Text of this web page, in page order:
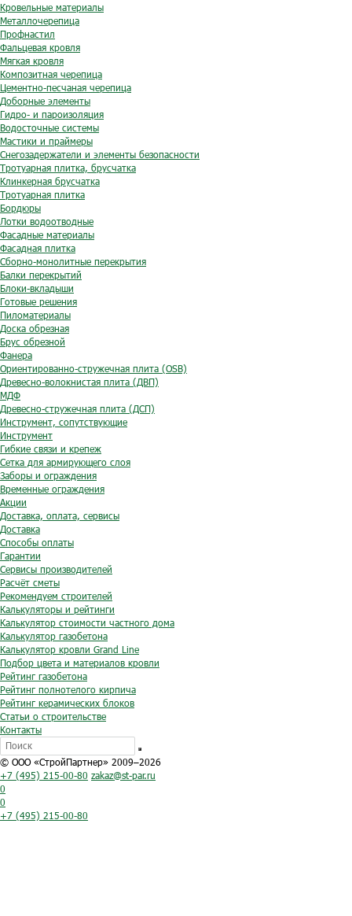
Кровельные материалы
Металлочерепица
Профнастил
Фальцевая кровля
Мягкая кровля
Композитная черепица
Цементно-песчаная черепица
Доборные элементы
Гидро- и пароизоляция
Водосточные системы
Мастики и праймеры
Снегозадержатели и элементы безопасности
Тротуарная плитка, брусчатка
Клинкерная брусчатка
Тротуарная плитка
Бордюры
Лотки водоотводные
Фасадные материалы
Фасадная плитка
Сборно-монолитные перекрытия
Балки перекрытий
Блоки-вкладыши
Готовые решения
Пиломатериалы
Доска обрезная
Брус обрезной
Фанера
Ориентированно-стружечная плита (OSB)
Древесно-волокнистая плита (ДВП)
МДФ
Древесно-стружечная плита (ДСП)
Инструмент, сопутствующие
Инструмент
Гибкие связи и крепеж
Сетка для армирующего слоя
Заборы и ограждения
Временные ограждения
Акции
Доставка, оплата, сервисы
Доставка
Способы оплаты
Гарантии
Сервисы производителей
Расчёт сметы
Рекомендуем строителей
Калькуляторы и рейтинги
Калькулятор стоимости частного дома
Калькулятор газобетона
Калькулятор кровли Grand Line
Подбор цвета и материалов кровли
Рейтинг газобетона
Рейтинг полнотелого кирпича
Рейтинг керамических блоков
Статьи о строительстве
Контакты
© ООО «СтройПартнер» 2009–2026
+7 (495) 215-00-80 zakaz@st-par.ru
0
0
+7 (495) 215-00-80